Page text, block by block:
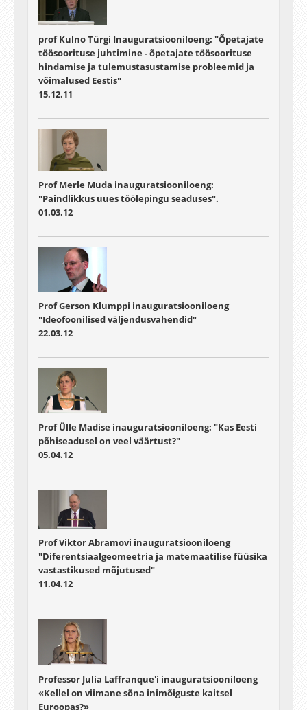
prof Kulno Türgi Inauguratsiooniloeng: "Õpetajate
töösoorituse juhtimine - õpetajate töösoorituse
hindamise ja tulemustasustamise probleemid ja
võimalused Eestis"
15.12.11
Prof Merle Muda inauguratsiooniloeng:
"Paindlikkus uues töölepingu seaduses".
01.03.12
Prof Gerson Klumppi inauguratsiooniloeng
"Ideofoonilised väljendusvahendid"
22.03.12
Prof Ülle Madise inauguratsiooniloeng: "Kas Eesti
põhiseadusel on veel väärtust?"
05.04.12
Prof Viktor Abramovi inauguratsiooniloeng
"Diferentsiaalgeomeetria ja matemaatilise füüsika
vastastikused mõjutused"
11.04.12
Professor Julia Laffranque'i inauguratsiooniloeng
«Kellel on viimane sõna inimõiguste kaitsel
Euroopas?»